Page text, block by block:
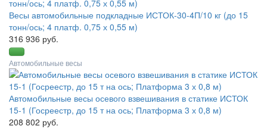
Весы автомобильные подкладные ИСТОК-30-4П/10 кг (до 15
тонн/ось; 4 платф. 0,75 х 0,55 м)
316 936 руб.
Автомобильные весы
Автомобильные весы осевого взвешивания в статике ИСТОК
15-1 (Госреестр, до 15 т на ось; Платформа 3 х 0,8 м)
208 802 руб.